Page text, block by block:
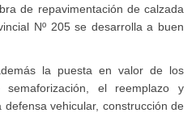
de repavimentación de calzada
Nº 205 se desarrolla a buen
la puesta en valor de los
el reemplazo y
vehicular, construcción de